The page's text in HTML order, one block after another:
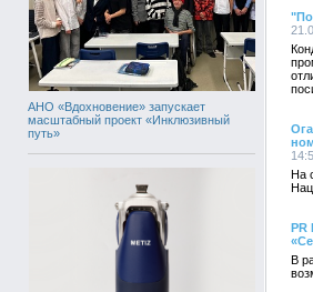
АНО «Вдохновение» запускает
масштабный проект «Инклюзивный
путь»
На
PR
В